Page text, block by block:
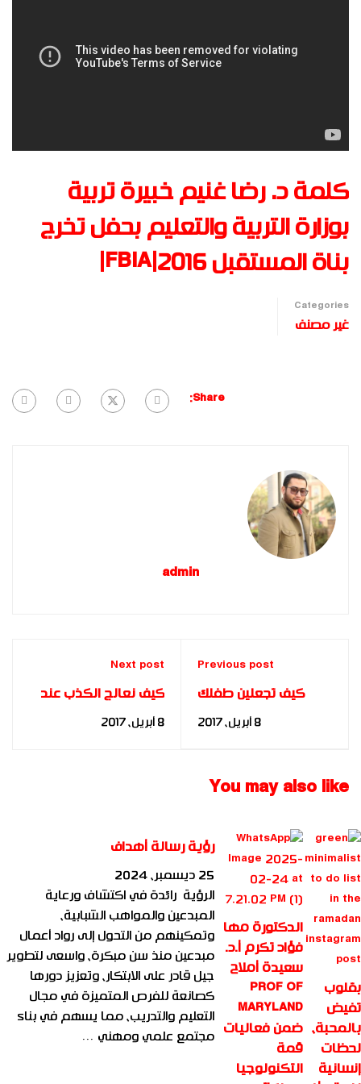
كلمة د. رضا غنيم خبيرة تربية
بوزارة التربية والتعليم بحفل تخرج
بناة المستقبل FBIA|2016|
Categories
غير مصنف
Share:
admin
Previous post
كيف تجعلين طفلك
سعيداً؟ - د. مها فؤاد
8 أبريل، 2017
Next post
كيف نعالج الكذب عند
الاطفال – د. مها فؤاد
8 أبريل، 2017
You may also like
بقلوب
تفيض
بالمحبة،
لحظات
إنسانية
الدكتورة مها
فؤاد تكرم أ.د.
سعيدة أملاح
PROF OF
MARYLAND
ضمن فعاليات
قمة
التكنولوجيا
رؤية رسالة أهداف
25 ديسمبر، 2024
الرؤية رائدة في اكتشاف ورعاية
المبدعين والمواهب الشبابية،
وتمكينهم من التحول إلى رواد أعمال
مبدعين منذ سن مبكرة، واسعى لتطوير
جيل قادر على الابتكار، وتعزيز دورها
كصانعة للفرص المتميزة في مجال
التعليم والتدريب، مما يسهم في بناء
مجتمع علمي ومهني …